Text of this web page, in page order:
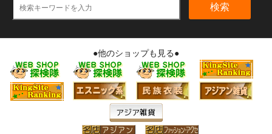
検索
●他のショップも見る●